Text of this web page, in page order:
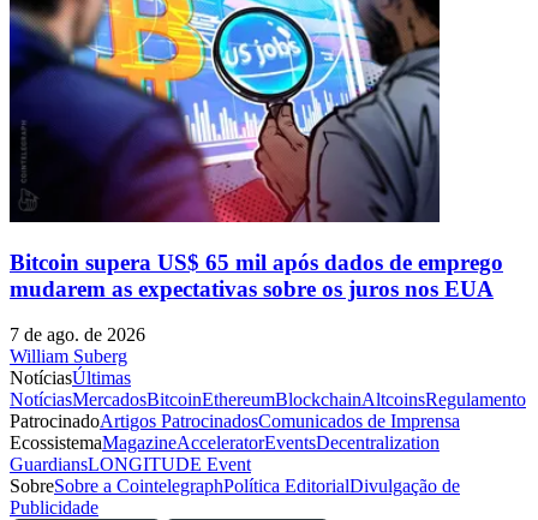
Bitcoin supera US$ 65 mil após dados de emprego
mudarem as expectativas sobre os juros nos EUA
7 de ago. de 2026
William Suberg
NotíciasÚltimas
NotíciasMercadosBitcoinEthereumBlockchainAltcoinsRegulamento
PatrocinadoArtigos PatrocinadosComunicados de Imprensa
EcossistemaMagazineAcceleratorEventsDecentralization
GuardiansLONGITUDE Event
SobreSobre a CointelegraphPolítica EditorialDivulgação de
Publicidade